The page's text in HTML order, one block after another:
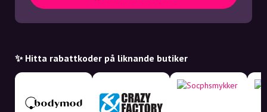
✨ Hitta rabattkoder på liknande butiker